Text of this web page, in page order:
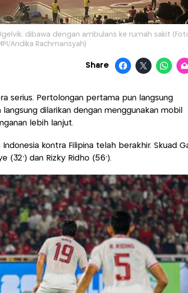
dibawa dengan ambulans ke rumah sakit
Andika Rachmansyah)
Share
serius. Pertolongan pertama pun langsung
dilarikan dengan menggunakan mobil
lebih lanjut.
kontra Filipina telah berakhir. Skuad
(32') dan Rizky Ridho (56').